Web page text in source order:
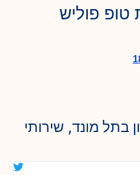
פוליש
בתל מונד, שירותי